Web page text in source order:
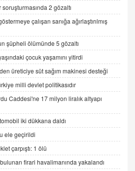
Yüzüne Vurulan Şamar:
ASLAN
Algı Ne? "Beraber Yürüyoruz"
Peşinden
2 gözaltı
çalışan sanığa ağırlaştırılmış
şüpheli ölümünde 5 gözaltı
çocuk yaşamını yitirdi
üreticiye süt sağım makinesi desteği
milli devlet politikasıdır
Caddesi'ne 17 milyon liralık altyapı
iki dükkana daldı
ele geçirildi
çarpıştı: 1 ölü
firari havalimanında yakalandı